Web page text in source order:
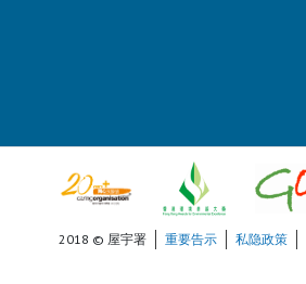
2018 © 屋宇署 重要告示 私隐政策